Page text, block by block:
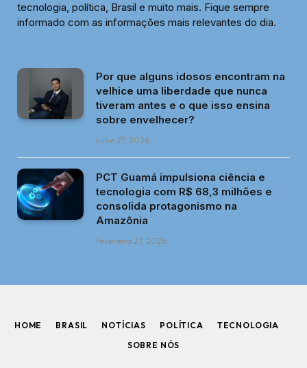
tecnologia, política, Brasil e muito mais. Fique sempre
informado com as informações mais relevantes do dia.
Por que alguns idosos encontram na
velhice uma liberdade que nunca
tiveram antes e o que isso ensina
sobre envelhecer?
julho 27, 2026
PCT Guamá impulsiona ciência e
tecnologia com R$ 68,3 milhões e
consolida protagonismo na
Amazônia
fevereiro 27, 2026
HOME BRASIL NOTÍCIAS POLÍTICA
TECNOLOGIA
SOBRE NÓS